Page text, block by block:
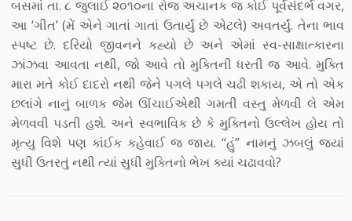
બસમાં તા. ૮ જુલાઈ ૨૦૧૦ના રોજ અચાનક જ કોઈ પૂર્વસંદર્ભ વગર,
આ ‘ગીત’ (મેં એને ગાતાં ગાતાં ઉતાર્યું છે એટલે) અવતર્યું. તેના ભાવ
સ્પષ્ટ છે. દરિયો જીવનને કહ્યો છે અને એમાં સ્વ-સાક્ષાત્કારના
ઝાંઝવા આવતા નથી, જો આવે તો મુક્તિની ધરતી જ આવે. મુક્તિ
મારા મતે કોઈ દાદરો નથી જેને પગલે પગલે ચઢી શકાય, એ તો એક
છલાંગે નાનું બાળક જેમ ઊંચાઈએથી ગમતી વસ્તુ મેળવી લે એમ
મેળવવી પડતી હશે. અને સ્વભાવિક છે કે મુક્તિનો ઉલ્લેખ હોય તો
મૃત્યુ વિશે પણ કાંઈક કહેવાઈ જ જાય. “હું” નામનું ઝબલું જ્યાં
સુધી ઉતરતું નથી ત્યાં સુધી મુક્તિનો ભેખ ક્યાં ચઢાવવો?